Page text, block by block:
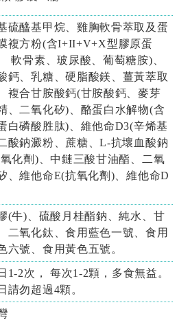
硫醯基甲烷、雞胸軟骨萃取及蛋
複方粉(含I+II+V+X型膠原蛋
軟骨素、玻尿酸、葡萄糖胺)、
鈣、乳糖、硬脂酸鎂、薑黃萃取
複合甘胺酸鈣(甘胺酸鈣、麥芽
、二氧化矽)、酪蛋白水解物(含
白磷酸胜肽)、維他命D3(辛烯基
酸鈉澱粉、蔗糖、L-抗壞血酸鈉
化劑)、中鏈三酸甘油酯、二氧
、維他命E(抗氧化劑)、維他命D
(牛)、硫酸月桂酯鈉、純水、甘
二氧化鈦、食用藍色一號、食用
六號、食用黃色五號。
1-2次， 每次1-2顆，多食無益。
請勿超過4顆。